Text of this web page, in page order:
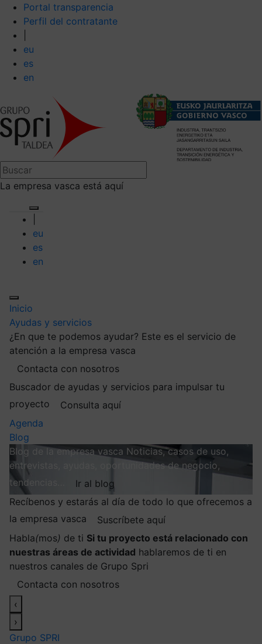
Portal transparencia
Perfil del contratante
eu
es
en
La empresa vasca está aquí
eu
es
en
Inicio
Ayudas y servicios
¿En que te podemos ayudar? Este es el servicio de
atención a la empresa vasca
Contacta con nosotros
Buscador de ayudas y servicios para impulsar tu
proyecto
Consulta aquí
Agenda
Blog
Blog de la empresa vasca Noticias, casos de uso,
entrevistas, ayudas, oportunidades de negocio,
tendencias…
Ir al blog
Recíbenos y estarás al día de todo lo que ofrecemos a
la empresa vasca
Suscríbete aquí
Habla(mos) de ti Si tu proyecto está relacionado con
nuestras áreas de actividad hablaremos de ti en
nuestros canales de Grupo Spri
Contacta con nosotros
‹
›
Grupo SPRI